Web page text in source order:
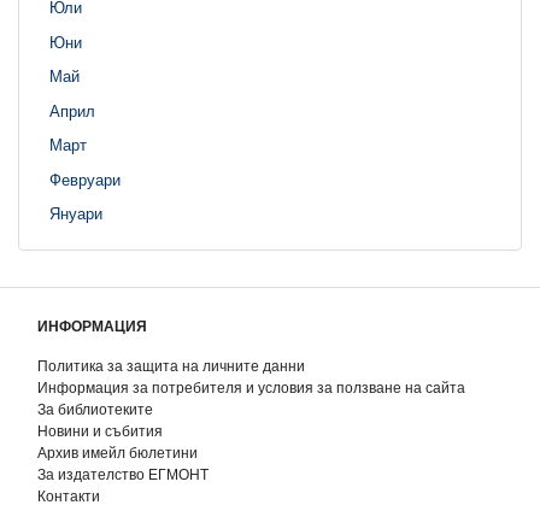
Юли
Юни
Май
Април
Март
Февруари
Януари
ИНФОРМАЦИЯ
Политика за защита на личните данни
Информация за потребителя и условия за ползване на сайта
За библиотеките
Новини и събития
Архив имейл бюлетини
За издателство ЕГМОНТ
Контакти